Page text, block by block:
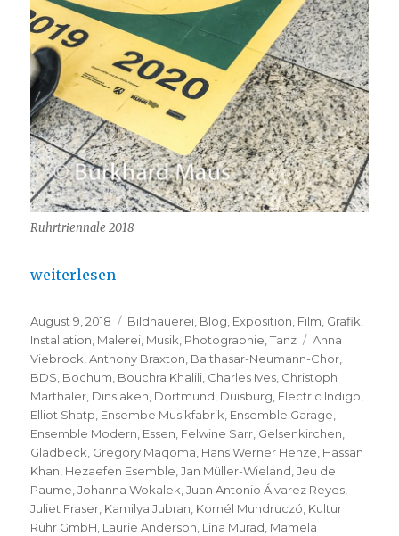
Ruhrtriennale 2018
„Ruhrtriennale 2018 – mit Perspektiven“
weiterlesen
Veröffentlicht
am
August 9, 2018 Kategorien
Bildhauerei, Blog, Exposition, Film, Grafik,
Installation, Malerei, Musik, Photographie,Tanz Schlagwörter
Anna
Viebrock,Anthony Braxton, Balthasar-Neumann-Chor,
BDS, Bochum, Bouchra Khalili, Charles Ives, Christoph
Marthaler, Dinslaken, Dortmund, Duisburg, Electric Indigo,
Elliot Shatp, Ensembe Musikfabrik, Ensemble Garage,
Ensemble Modern, Essen, Felwine Sarr, Gelsenkirchen,
Gladbeck, Gregory Maqoma, Hans Werner Henze, Hassan
Khan, Hezaefen Esemble,Jan Müller-Wieland,Jeu de
Paume,Johanna Wokalek,Juan Antonio Álvarez Reyes,
Juliet Fraser, Kamilya Jubran, Kornél Mundruczó, Kultur
Ruhr GmbH, Laurie Anderson, Lina Murad, Mamela